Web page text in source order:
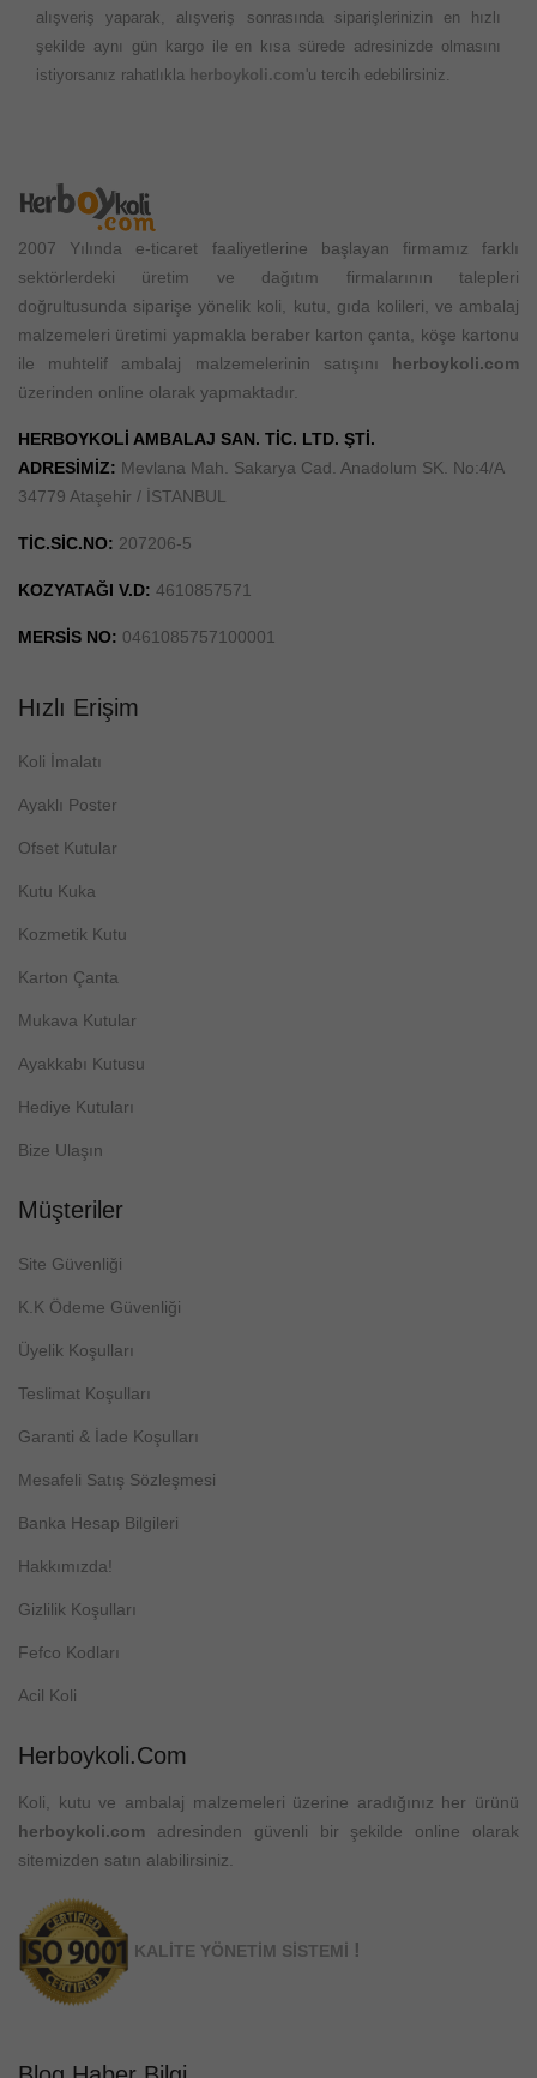
alışveriş yaparak, alışveriş sonrasında siparişlerinizin en hızlı
şekilde aynı gün kargo ile en kısa sürede adresinizde olmasını
istiyorsanız rahatlıkla herboykoli.com'u tercih edebilirsiniz.
2007 Yılında e-ticaret faaliyetlerine başlayan firmamız farklı
sektörlerdeki üretim ve dağıtım firmalarının talepleri
doğrultusunda siparişe yönelik koli, kutu, gıda kolileri, ve ambalaj
malzemeleri üretimi yapmakla beraber karton çanta, köşe kartonu
ile muhtelif ambalaj malzemelerinin satışını herboykoli.com
üzerinden online olarak yapmaktadır.
HERBOYKOLİ AMBALAJ SAN. TİC. LTD. ŞTİ.
ADRESİMİZ: Mevlana Mah. Sakarya Cad. Anadolum SK. No:4/A
34779 Ataşehir / İSTANBUL
TİC.SİC.NO: 207206-5
KOZYATAĞI V.D: 4610857571
MERSİS NO: 0461085757100001
Hızlı Erişim
Koli İmalatı
Ayaklı Poster
Ofset Kutular
Kutu Kuka
Kozmetik Kutu
Karton Çanta
Mukava Kutular
Ayakkabı Kutusu
Hediye Kutuları
Bize Ulaşın
Müşteriler
Site Güvenliği
K.K Ödeme Güvenliği
Üyelik Koşulları
Teslimat Koşulları
Garanti & İade Koşulları
Mesafeli Satış Sözleşmesi
Banka Hesap Bilgileri
Hakkımızda!
Gizlilik Koşulları
Fefco Kodları
Acil Koli
Herboykoli.com
Koli, kutu ve ambalaj malzemeleri üzerine aradığınız her ürünü
herboykoli.com adresinden güvenli bir şekilde online olarak
sitemizden satın alabilirsiniz.
KALİTE YÖNETİM SİSTEMİ !